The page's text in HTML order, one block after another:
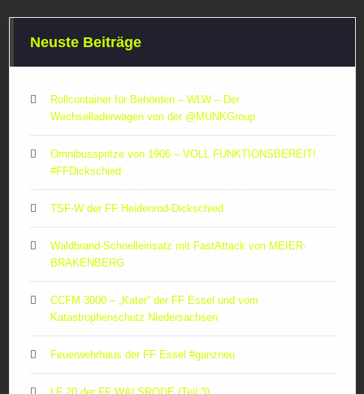
Neuste Beiträge
Rollcontainer für Behörden – WLW – Der
Wechselladerwagen von der ‪@MUNKGroup‬
Omnibusspritze von 1906 – VOLL FUNKTIONSBEREIT!
#FFDickschied
TSF-W der FF Heidenrod-Dickschied
Waldbrand-Schnelleinsatz mit FastAttack von MEIER-
BRAKENBERG
CCFM 3000 – „Kater“ der FF Essel und vom
Katastrophenschutz Niedersachsen
Feuerwehrhaus der FF Essel #ganzneu